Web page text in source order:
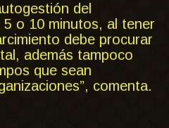
del
o 10 minutos, al tener
debe procurar
además tampoco
que sean
comenta.